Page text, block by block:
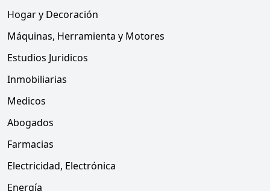
Hogar y Decoración
Máquinas, Herramienta y Motores
Estudios Juridicos
Inmobiliarias
Medicos
Abogados
Farmacias
Electricidad, Electrónica
Energía